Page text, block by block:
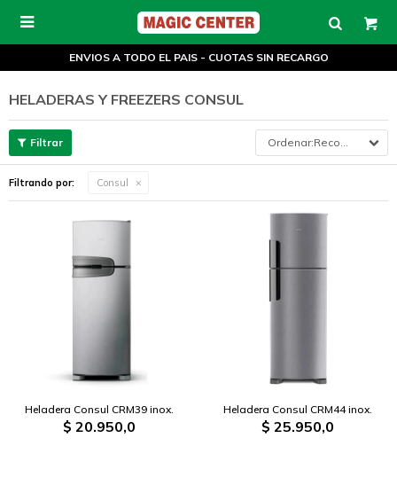

ENVIOS A TODO EL PAIS - CUOTAS SIN RECARGO
HELADERAS Y FREEZERS CONSUL
Recomendados
Filtrando por: Consul
Heladera Consul CRM39 inox.
$ 20.950,0
Heladera Consul CRM44 inox.
$ 25.950,0